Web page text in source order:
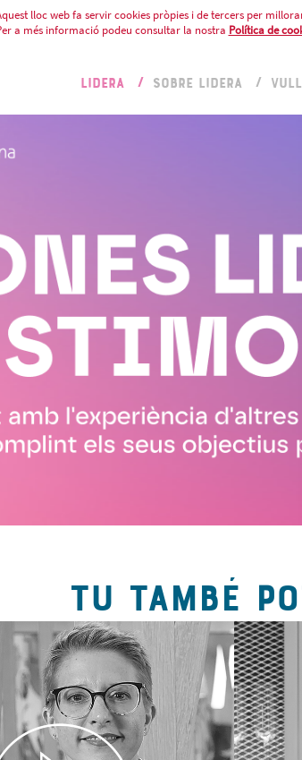
lloc web fa servir cookies pròpies i de tercers per
a més informació podeu consultar la nostra Política de
LIDERA SOBRE LIDERA
TU TAMBÉ